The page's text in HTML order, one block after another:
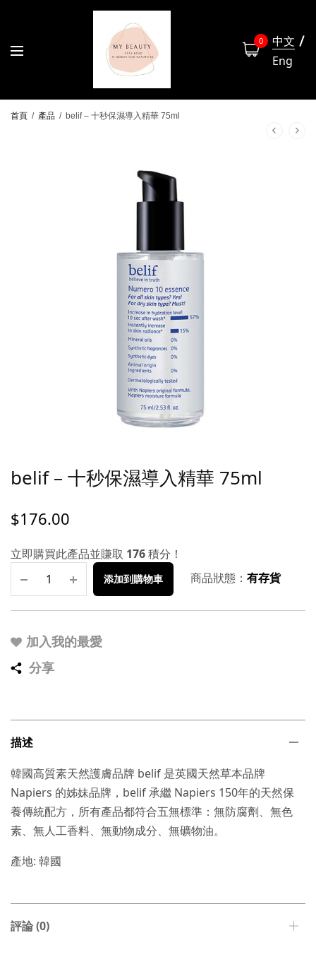
0
中文
Eng
首頁 / 產品 / belif – 十秒保濕導入精華 75ml
belif – 十秒保濕導入精華 75ml
$176.00
立即購買此產品並賺取 176積分！
添加到購物車 商品狀態： 有存貨
加入我的最愛
分享
描述
韓國高質素天然護膚品牌 belif 是英國天然草本品牌
Napiers 的姊妹品牌，belif 承繼 Napiers 150年的天然保
養傳統配方，所有產品都符合五無標準：無防腐劑、無色
素、無人工香料、無動物成分、無礦物油。
產地: 韓國
評論 (0)